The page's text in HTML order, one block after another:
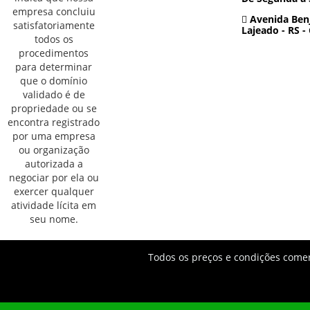
Avenida
Lajeado - RS -
Todos os preços e condições